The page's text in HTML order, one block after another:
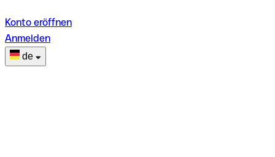
Konto eröffnen
Anmelden
de